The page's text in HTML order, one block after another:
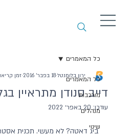
כל המאמרים
מורכבות
מנהלים
שינוי
כל המאמרים
דייב סנודן מתראיין
ירון בלומנטל 18 בפבר׳ 2016 זמן קריאה 1
עודכן: 20 באפר׳ 2022
ביג דאטה? לא מעשי. תכנית